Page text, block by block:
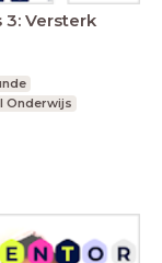
3: Versterk
Onderwijs